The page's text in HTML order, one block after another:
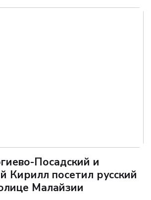
Посадский и
Кирилл посетил русский
Малайзии